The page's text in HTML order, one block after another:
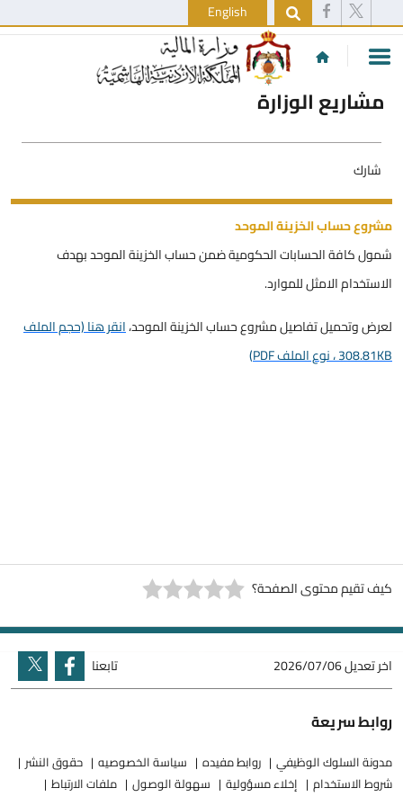
English
مشاريع الوزارة
شارك
مشروع حساب الخزينة الموحد
شمول كافة الحسابات الحكومية ضمن حساب الخزينة الموحد بهدف
الاستخدام الامثل للموارد.
لعرض وتحميل تفاصيل مشروع حساب الخزينة الموحد،انقر هنا (حجم الملف
308.81KB ، نوع الملف PDF)
كيف تقيم محتوى الصفحة؟
اخر تعديل2026/07/06 تابعنا
روابط سريعة
مدونة السلوك الوظيفي روابط مفيده سياسة الخصوصيه
حقوق النشر
شروط الاستخدام
إخلاء مسؤولية سهولة الوصول ملفات الارتباط